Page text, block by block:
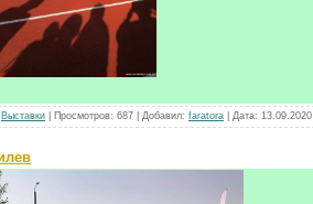
Выставки Просмотров: 687 Добавил: faratora Дата: 13.09.2020